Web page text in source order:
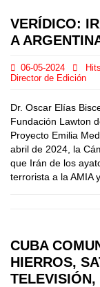
VERÍDICO:
A
06-05-2024
Director de Edición
Dr. Oscar Elías
Fundación Lawton
Proyecto Emilia
abril de 2024, la
que Irán de los
terrorista a la AMIA
CUBA
HIERROS,